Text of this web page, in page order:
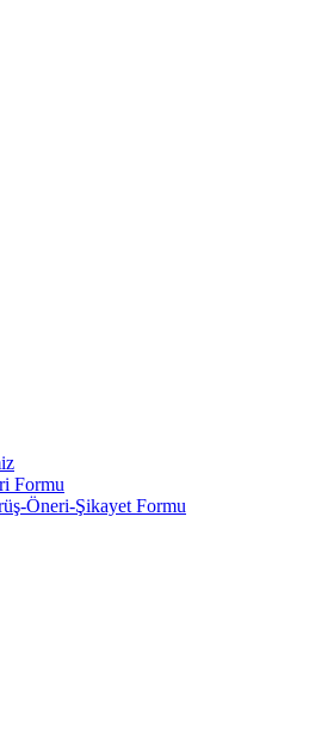
Formu
Öneri-Şikayet Formu